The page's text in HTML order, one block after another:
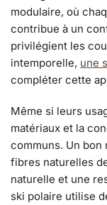
modulaire, où
contribue à un
privilégient les
intemporelle, une
compléter cette
Même si leurs
matériaux et la
communs. Un bon
fibres naturelles
naturelle et une
ski polaire utilise